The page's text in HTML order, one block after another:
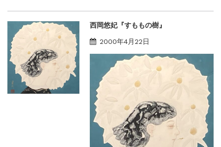
西岡悠妃『すももの樹』
2000年4月22日